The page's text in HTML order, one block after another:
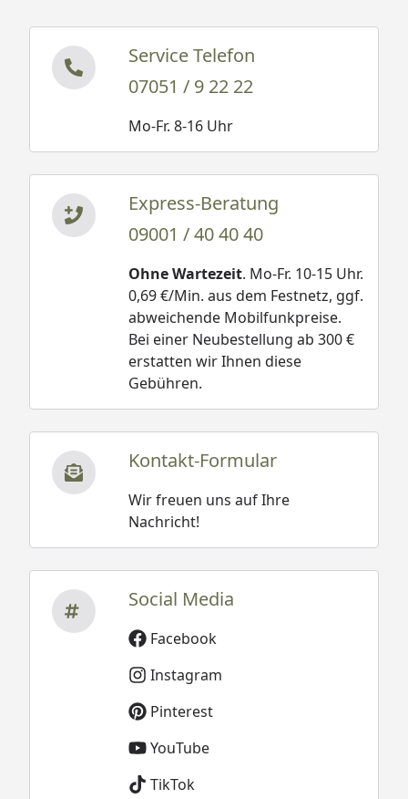
Service Telefon
07051 / 9 22 22
Mo-Fr. 8-16 Uhr
Express-Beratung
09001 / 40 40 40
Ohne Wartezeit. Mo-Fr. 10-15 Uhr.
0,69 €/Min. aus dem Festnetz, ggf.
abweichende Mobilfunkpreise.
Bei einer Neubestellung ab 300 €
erstatten wir Ihnen diese
Gebühren.
Kontakt-Formular
Wir freuen uns auf Ihre
Nachricht!
Social Media
Facebook
Instagram
Pinterest
YouTube
TikTok